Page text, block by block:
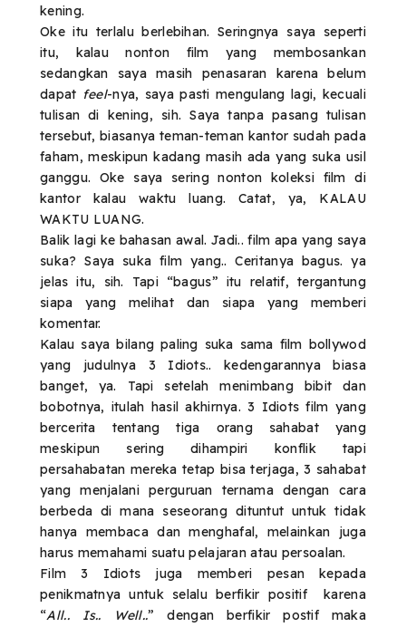
kening.
Oke itu terlalu berlebihan. Seringnya saya seperti
itu, kalau nonton film yang membosankan
sedangkan saya masih penasaran karena belum
dapat feel-nya, saya pasti mengulang lagi, kecuali
tulisan di kening, sih. Saya tanpa pasang tulisan
tersebut, biasanya teman-teman kantor sudah pada
faham, meskipun kadang masih ada yang suka usil
ganggu. Oke saya sering nonton koleksi film di
kantor kalau waktu luang. Catat, ya, KALAU
WAKTU LUANG.
Balik lagi ke bahasan awal. Jadi.. film apa yang saya
suka? Saya suka film yang.. Ceritanya bagus. ya
jelas itu, sih. Tapi “bagus” itu relatif, tergantung
siapa yang melihat dan siapa yang memberi
komentar.
Kalau saya bilang paling suka sama film bollywod
yang judulnya 3 Idiots.. kedengarannya biasa
banget, ya. Tapi setelah menimbang bibit dan
bobotnya, itulah hasil akhirnya. 3 Idiots film yang
bercerita tentang tiga orang sahabat yang
meskipun sering dihampiri konflik tapi
persahabatan mereka tetap bisa terjaga, 3 sahabat
yang menjalani perguruan ternama dengan cara
berbeda di mana seseorang dituntut untuk tidak
hanya membaca dan menghafal, melainkan juga
harus memahami suatu pelajaran atau persoalan.
Film 3 Idiots juga memberi pesan kepada
penikmatnya untuk selalu berfikir positif karena
“All.. Is.. Well..” dengan berfikir postif maka